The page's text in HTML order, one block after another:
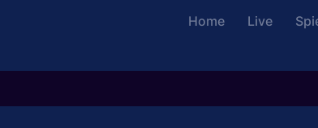
Home Live